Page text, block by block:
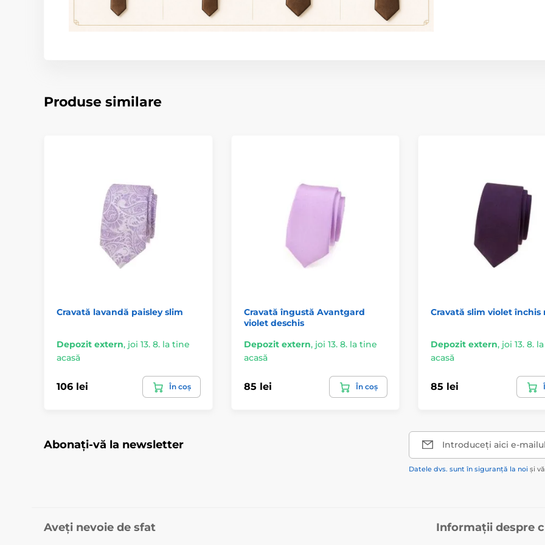
Produse similare
Cravată lavandă paisley slim
Depozit extern, joi 13. 8. la tine
acasă
106 lei În coș
Cravată îngustă Avantgard
violet deschis
Depozit extern, joi 13. 8. la tine
acasă
85 lei În coș
Cravată slim violet închis
Depozit extern, joi 13. 8.
acasă
85 lei
Abonați-vă la newsletter Introduceți aici e-
Datele dvs. sunt în siguranță la noi și
Aveți nevoie de sfat Informații despre